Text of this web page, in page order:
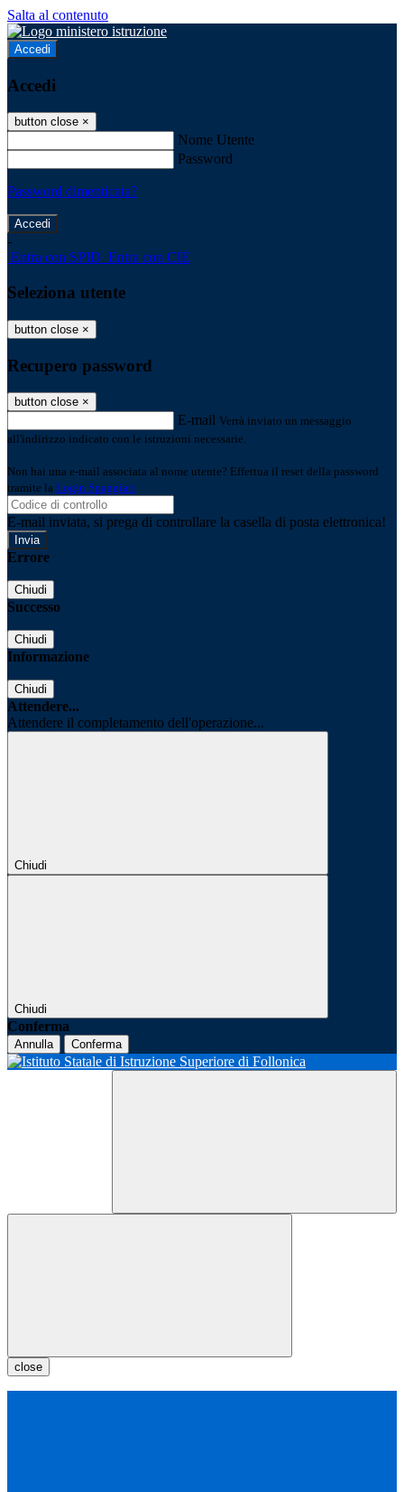
Salta al contenuto
Accedi
Accedi
button close ×
Nome Utente
Password
Password dimenticata?
-
Entra con SPID Entra con CIE
Seleziona utente
button close ×
Recupero password
button close ×
E-mail Verrà inviato un messaggio
all'indirizzo indicato con le istruzioni necessarie.
Non hai una e-mail associata al nome utente? Effettua il reset della password
tramite la Login Spaggiari
E-mail inviata, si prega di controllare la casella di posta elettronica!
Errore
Chiudi
Successo
Chiudi
Informazione
Chiudi
Attendere...
Attendere il completamento dell'operazione...
Chiudi
Chiudi
Conferma
Annulla Conferma
close